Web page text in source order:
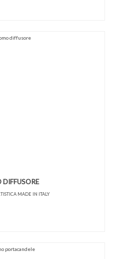
DIFFUSORE
MADE IN ITALY